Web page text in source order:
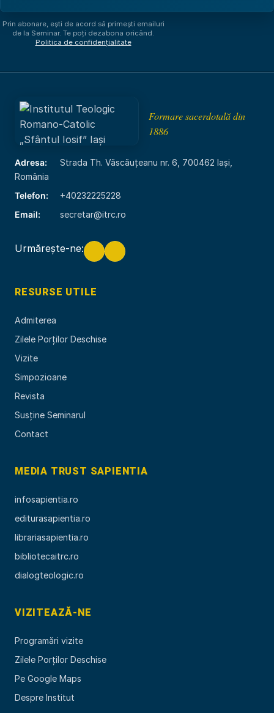
Am citit și sunt de acord cu politica de confidențialitate
Prin abonare, ești de acord să primești emailuri
de la Seminar. Te poți dezabona oricând.
Politica de confidențialitate
Formare sacerdotală din
1886
Adresa:
Strada Th. Văscăuțeanu nr. 6, 700462 Iași,
România
Telefon:
+40232225228
Email:
secretar@itrc.ro
Urmărește-ne:
RESURSE UTILE
Admiterea
Zilele Porților Deschise
Vizite
Simpozioane
Revista
Susține Seminarul
Contact
MEDIA TRUST SAPIENTIA
infosapientia.ro
editurasapientia.ro
librariasapientia.ro
bibliotecaitrc.ro
dialogteologic.ro
VIZITEAZĂ-NE
Programări vizite
Zilele Porților Deschise
Pe Google Maps
Despre Institut